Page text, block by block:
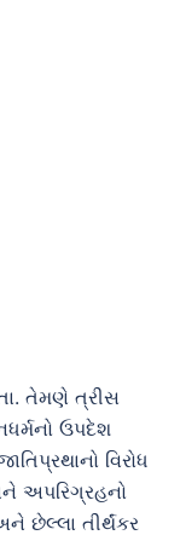
તેમણે ત્રીસ
ઉપદેશ
વિરોધ
અપરિગ્રહનો
છેલ્લા તીર્થંકર